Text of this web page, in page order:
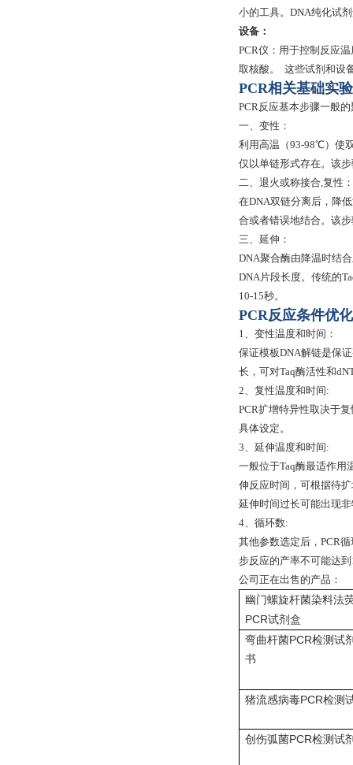
小的工具。DNA纯化试
设备：
PCR仪：用于控制反应
取核酸。 这些试剂和设
PCR相关基础实
PCR反应基本步骤一般
一、变性：
利用高温（93-98℃）使
仅以单链形式存在。该
二、退火或称接合,复性：
在DNA双链分离后，降
合或者错误地结合。该
三、延伸：
DNA聚合酶由降温时结
DNA片段长度。传统的
10-15秒。
PCR反应条件优
1、变性温度和时间：
保证模板DNA解链是保
长，可对Taq酶活性和
2、复性温度和时间:
PCR扩增特异性取决于
具体设定。
3、延伸温度和时间:
一般位于Taq酶最适作用
伸反应时间，可根据待
延伸时间过长可能出现
4、循环数:
其他参数选定后，PCR
步反应的产率不可能达
公司正在出售的产品：
幽门螺旋杆菌染料法
PCR试剂盒
弯曲杆菌PCR检测试
书
猪流感病毒PCR检测
创伤弧菌PCR检测试